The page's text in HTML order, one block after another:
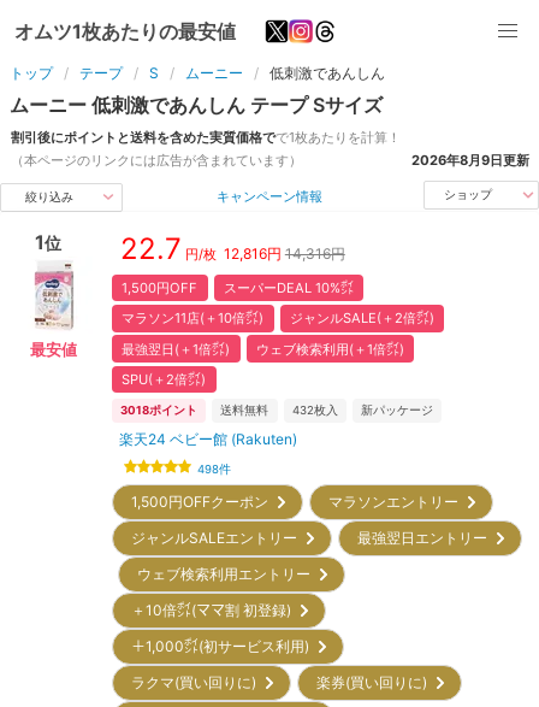
オムツ1枚あたりの最安値
トップ テープ S ムーニー 低刺激であんしん
ムーニー 低刺激であんしん テープ Sサイズ
割引後にポイントと送料を含めた実質価格でで1枚あたりを計算！
（本ページのリンクには広告が含まれています）
2026年8月9日更新
絞り込み キャンペーン情報 ショップ
1位
最安値
22.7 円/枚 12,816円 14,316円
1,500円OFF
スーパーDEAL 10%㌽
マラソン11店(＋10倍㌽)
ジャンルSALE(＋2倍㌽)
最強翌日(＋1倍㌽)
ウェブ検索利用(＋1倍㌽)
SPU(＋2倍㌽)
3018ポイント 送料無料 432枚入 新パッケージ
楽天24 ベビー館 (Rakuten)
498件
1,500円OFFクーポン
マラソンエントリー
ジャンルSALEエントリー
最強翌日エントリー
ウェブ検索利用エントリー
＋10倍㌽(ママ割 初登録)
＋1,000㌽(初サービス利用)
ラクマ(買い回りに)
楽券(買い回りに)